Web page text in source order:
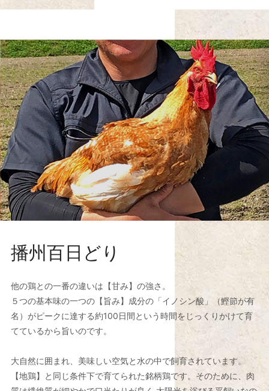
播州百日どり
他の鶏との一番の違いは【甘み】の強さ。
５つの基本味の一つの【旨み】成分の「イノシン酸」（鰹節が有
名）がピークに達する約100日間という時間をじっくりかけて育
てているから旨いのです。
大自然に囲まれ、美味しい空気と水の中で飼育されています。
【地鶏】と同じ条件下で育てられた銘柄鶏です。そのために、肉